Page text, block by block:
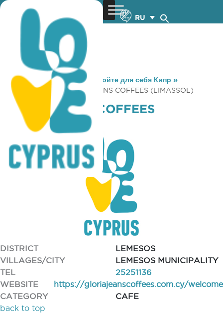
RU
You are here: Home »Откройте для себя Кипр »
Gastronomy
» GLORIA JEANS COFFEES (LIMASSOL)
GLORIA JEANS COFFEES
(LIMASSOL)
DISTRICT
LEMESOS
VILLAGES/CITY
LEMESOS MUNICIPALITY
TEL
25251136
WEBSITE
https://gloriajeanscoffees.com.cy/welcome
CATEGORY
CAFE
back to top